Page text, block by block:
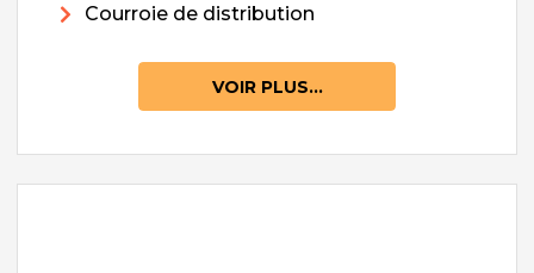
Courroie de distribution
VOIR PLUS...